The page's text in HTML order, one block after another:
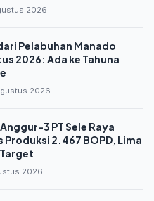
2026
Pelabuhan Manado
2026: Ada ke Tahuna
2026
3 PT Sele Raya
Produksi 2.467 BOPD, Lima
2026